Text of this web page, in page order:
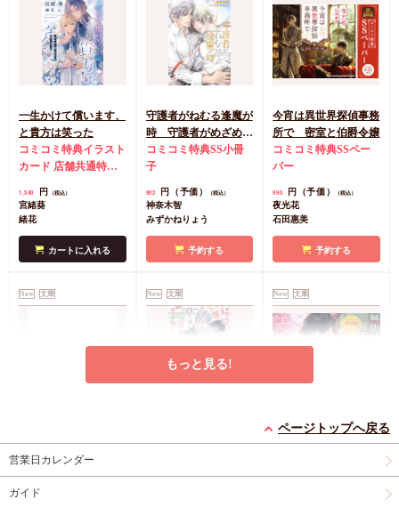
一生かけて償います、
と貴方は笑った
コミコミ特典イラスト
カード 店舗共通特典
1,540 円 （税込）
宮緒葵
緒花
カートに入れる
守護者がねむる逢魔が
時 守護者がめざめる
逢魔が時（7）（単
品）
コミコミ特典SS小冊
子
902 円（予価） （税込）
神奈木智
みずかねりょう
予約する
今宵は異世界探偵事務
所で 密室と伯爵令嬢
コミコミ特典SSペー
パー
990 円（予価） （税込）
夜光花
石田惠美
予約する
New 文庫
オフ ブラコン上等！
俺が三男・兎田充功
（2）
715 円（予価）
日向唯稀
New 文庫
様ともふもふ愛息子に
水瀬結月
New 文庫
無能王子と優秀な従者
のエンドマーク
子
もっと見る!
ページトップへ戻る
営業日カレンダー
ガイド